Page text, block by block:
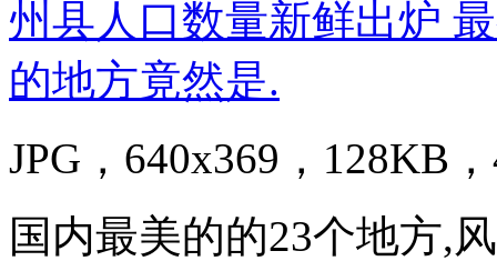
JPG，640x369，128KB
国内最美的的23个地方,